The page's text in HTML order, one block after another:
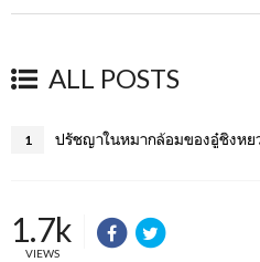
ALL POSTS
1 ปรัชญาในหมากล้อมของอู๋ชิงหย
1.7k
VIEWS